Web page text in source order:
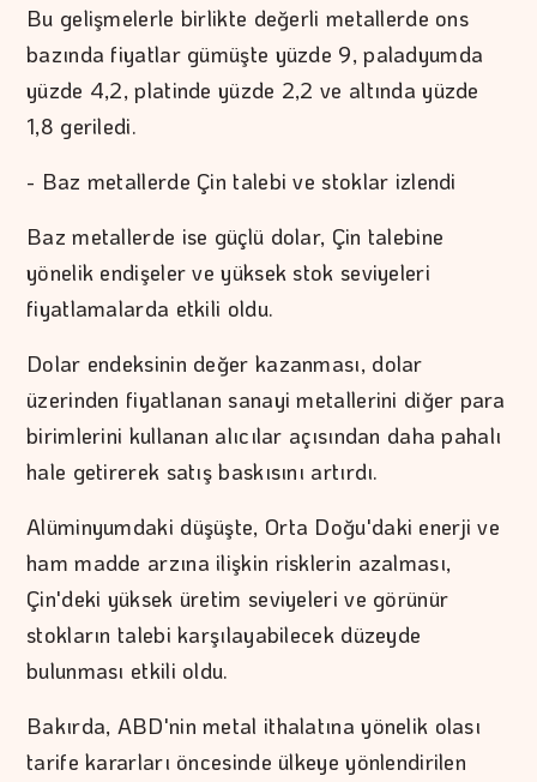
Bu gelişmelerle birlikte değerli metallerde ons
bazında fiyatlar gümüşte yüzde 9, paladyumda
yüzde 4,2, platinde yüzde 2,2 ve altında yüzde
1,8 geriledi.
- Baz metallerde Çin talebi ve stoklar izlendi
Baz metallerde ise güçlü dolar, Çin talebine
yönelik endişeler ve yüksek stok seviyeleri
fiyatlamalarda etkili oldu.
Dolar endeksinin değer kazanması, dolar
üzerinden fiyatlanan sanayi metallerini diğer para
birimlerini kullanan alıcılar açısından daha pahalı
hale getirerek satış baskısını artırdı.
Alüminyumdaki düşüşte, Orta Doğu'daki enerji ve
ham madde arzına ilişkin risklerin azalması,
Çin'deki yüksek üretim seviyeleri ve görünür
stokların talebi karşılayabilecek düzeyde
bulunması etkili oldu.
Bakırda, ABD'nin metal ithalatına yönelik olası
tarife kararları öncesinde ülkeye yönlendirilen